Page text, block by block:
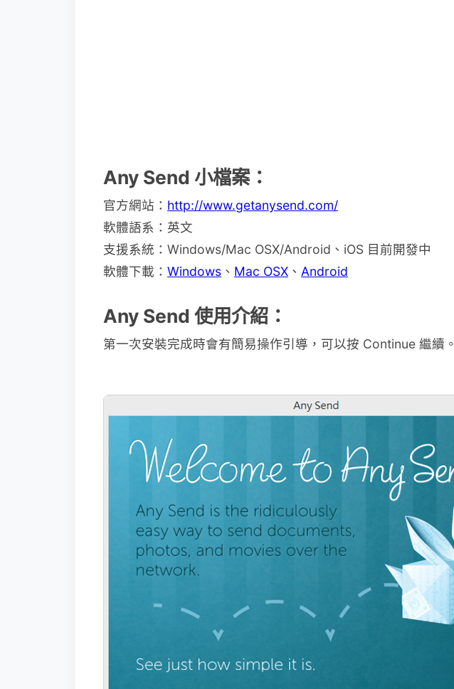
Any Send 小檔案：
官方網站： http://www.getanysend.com/
軟體語系：英文
支援系統：Windows/Mac OSX/Android、iOS 目前開發中
軟體下載： Windows 、 Mac OSX 、 Android
Any Send 使用介紹：
第一次安裝完成時會有簡易操作引導，可以按 Continue 繼續。